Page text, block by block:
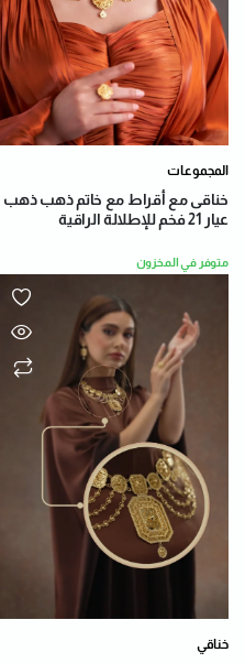
المجموعات
خناقى مع أقراط مع خاتم ذهب ذهب
عيار 21 فخم للإطلالة الراقية
متوفر في المخزون
خناقي